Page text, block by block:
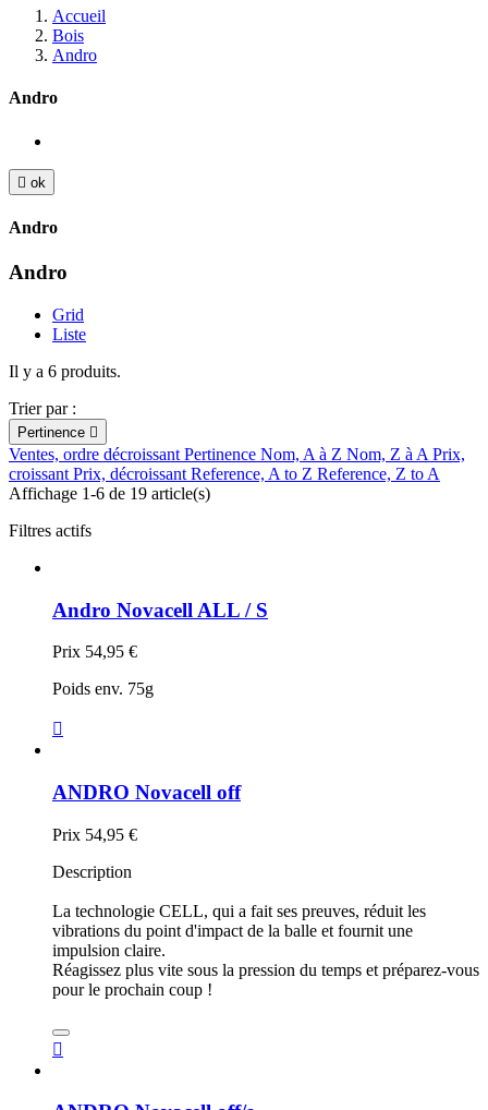
Accueil
Bois
Andro
Andro
 ok
Andro
Andro
Grid
Liste
Il y a 6 produits.
Trier par :
Pertinence 
Ventes, ordre décroissant Pertinence Nom, A à Z Nom, Z à A Prix,
croissant Prix, décroissant Reference, A to Z Reference, Z to A
Affichage 1-6 de 19 article(s)
Filtres actifs
Andro Novacell ALL / S
Prix 54,95 €
Poids env. 75g

ANDRO Novacell off
Prix 54,95 €
Description
La technologie CELL, qui a fait ses preuves, réduit les
vibrations du point d'impact de la balle et fournit une
impulsion claire.
Réagissez plus vite sous la pression du temps et préparez-vous
pour le prochain coup !
